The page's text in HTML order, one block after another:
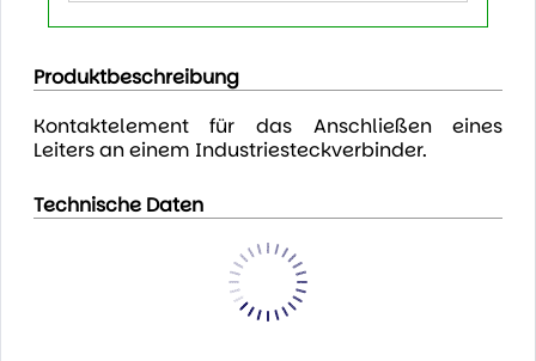
Produktbeschreibung
Kontaktelement für das Anschließen eines
Leiters an einem Industriesteckverbinder.
Technische Daten